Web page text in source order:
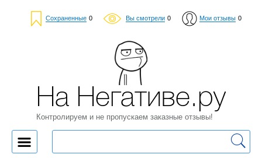
Сохраненные 0 Вы смотрели 0 Мои отзывы 0
На Негативе.ру
Контролируем и не пропускаем заказные отзывы!